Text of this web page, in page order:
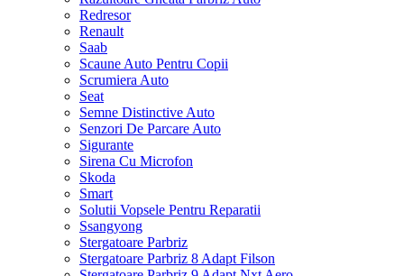
Redresor
Renault
Saab
Scaune Auto Pentru Copii
Scrumiera Auto
Seat
Semne Distinctive Auto
Senzori De Parcare Auto
Sigurante
Sirena Cu Microfon
Skoda
Smart
Solutii Vopsele Pentru Reparatii
Ssangyong
Stergatoare Parbriz
Stergatoare Parbriz 8 Adapt Filson